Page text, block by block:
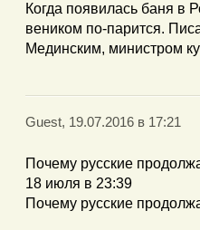
Когда появилась баня в
веником по-парится.
Мединским, министром
Guest, 19.07.2016 в 17:21
Почему русские
18 июля в 23:39
Почему русские